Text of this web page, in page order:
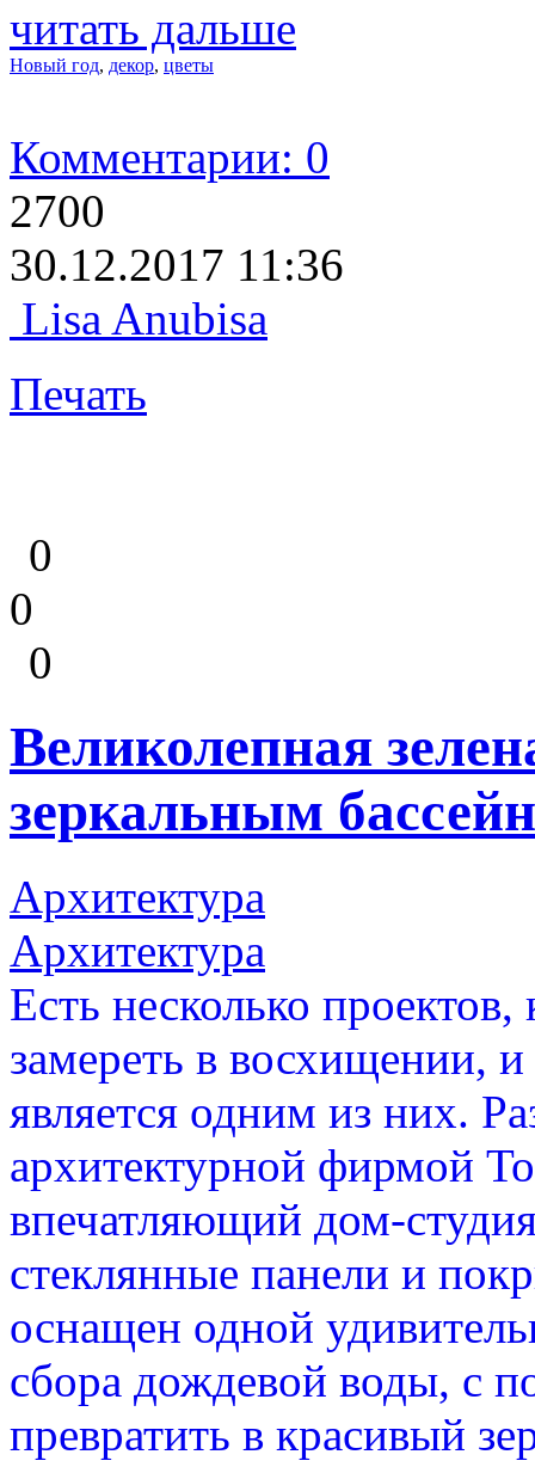
читать дальше
Новый год, декор, цветы
Комментарии: 0
2700
30.12.2017 11:36
Lisa Anubisa
Печать
0
0
0
Великолепная
зеркальным
Архитектура
Архитектура
Есть несколько
замереть в восхищении,
является одним из них.
архитектурной фирмой
впечатляющий дом-
стеклянные панели и
оснащен одной
сбора дождевой воды, с
превратить в красивый